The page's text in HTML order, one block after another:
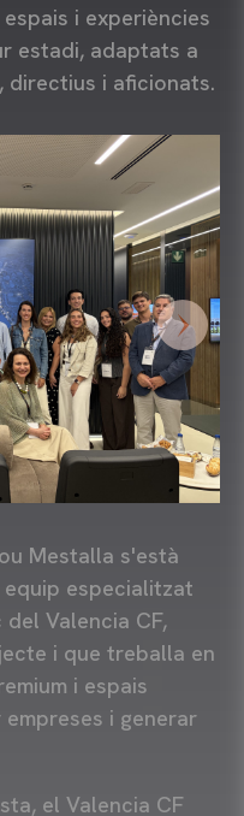
i experiències
estadi, adaptats a
directius i aficionats.
Mestalla s'està
especialitzat
Valencia CF,
i que treballa en
i espais
i generar
el Valencia CF